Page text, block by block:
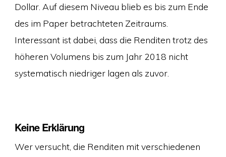
Dollar. Auf diesem Niveau blieb es bis zum Ende
des im Paper betrachteten Zeitraums.
Interessant ist dabei, dass die Renditen trotz des
höheren Volumens bis zum Jahr 2018 nicht
systematisch niedriger lagen als zuvor.
Keine Erklärung
Wer versucht, die Renditen mit verschiedenen